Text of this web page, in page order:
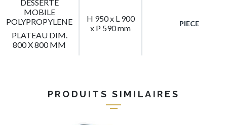
DESSERTE
MOBILE
POLYPROPYLENE
PLATEAU DIM.
800 X 800 MM
H 950 x L 900
x P 590 mm
PIECE
PRODUITS SIMILAIRES